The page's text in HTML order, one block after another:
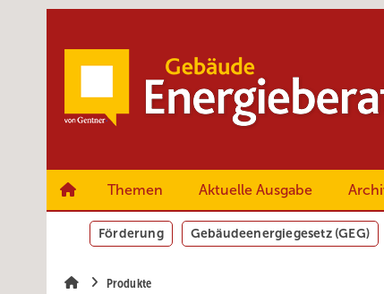
Themen Aktuelle Ausgabe
Förderung Gebäudeenergiegesetz (GEG)
Produkte